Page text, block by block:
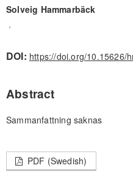
Solveig Hammarbäck
,
DOI: https://doi.org/10.15626/
Abstract
Sammanfattning saknas
PDF (Swedish)